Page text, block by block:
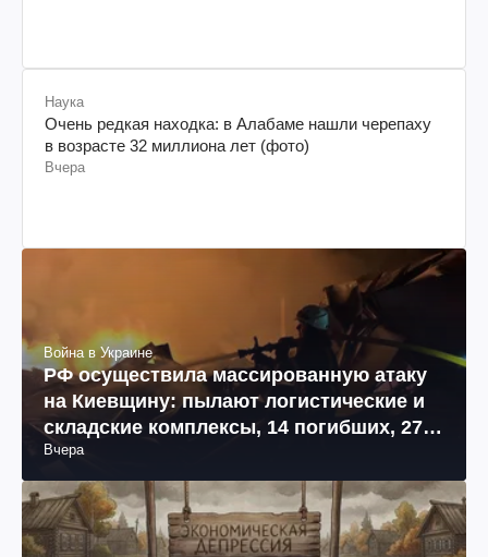
Наука
Очень редкая находка: в Алабаме нашли черепаху
в возрасте 32 миллиона лет (фото)
Вчера
Война в Украине
РФ осуществила массированную атаку
на Киевщину: пылают логистические и
складские комплексы, 14 погибших, 27
раненых (фото, видео)
Вчера